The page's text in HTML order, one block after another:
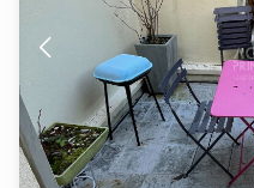
commercial Floryan
994808632)